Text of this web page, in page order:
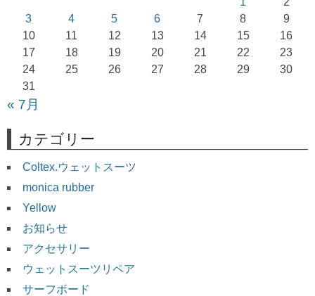
3
4 5 6 7 8
9
10
11 12 13 14 15
16
17
18 19 20 21 22
23
24
25 26 27 28 29
30
31
« 7月
カテゴリー
Coltex.ウェットスーツ
monica rubber
Yellow
お知らせ
アクセサリー
ウェットスーツリペア
サーフボード